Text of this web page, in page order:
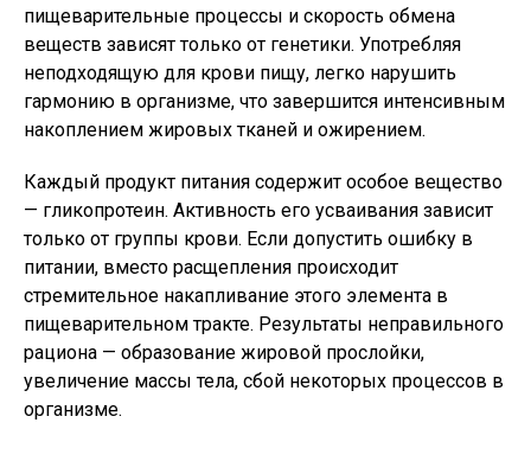
пищеварительные процессы и скорость обмена
веществ зависят только от генетики. Употребляя
неподходящую для крови пищу, легко нарушить
гармонию в организме, что завершится интенсивным
накоплением жировых тканей и ожирением.
Каждый продукт питания содержит особое вещество
— гликопротеин. Активность его усваивания зависит
только от группы крови. Если допустить ошибку в
питании, вместо расщепления происходит
стремительное накапливание этого элемента в
пищеварительном тракте. Результаты неправильного
рациона — образование жировой прослойки,
увеличение массы тела, сбой некоторых процессов в
организме.